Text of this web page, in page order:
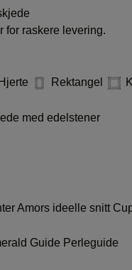
for raskere levering.
Hjerte Rektangel
med edelstener
Amors ideelle snitt
Guide Perleguide